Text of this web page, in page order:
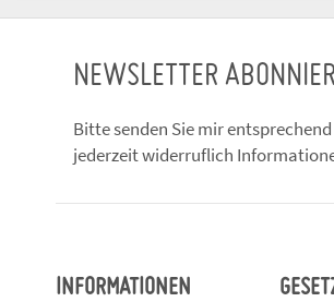
NEWSLETTER
Bitte senden Sie mir
jederzeit widerruflich
INFORMATIONEN